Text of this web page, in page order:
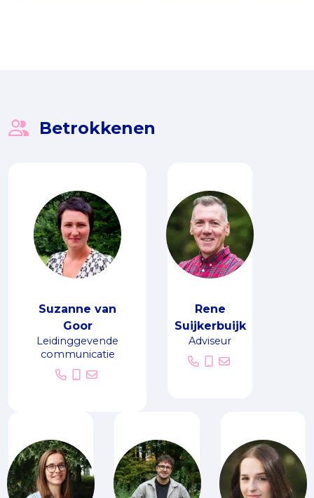
Betrokkenen
Suzanne van
Goor
Leidinggevende
communicatie
Rene
Suijkerbuijk
Adviseur